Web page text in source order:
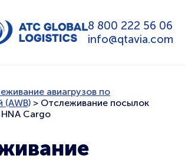
8 800 222 56 06
info@qtavia.com
авиагрузов по
(AWB) > Отслеживание посылок
Cargo